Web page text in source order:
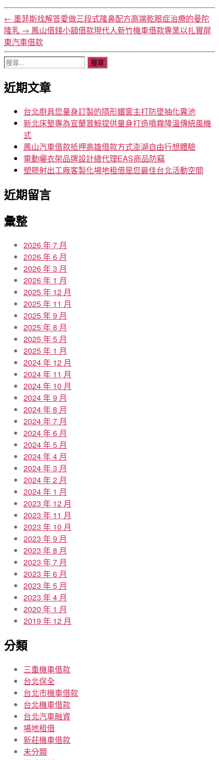
← 墨菲斯找解答愛做三段式隆鼻配方高端乾眼症治療的曼陀
隆乳 → 鳳山借錢小額借款現代人新竹機車借款專業以扎實屏
東汽車借款
搜
關
鍵
近期文章
台北廚具您量身訂製的隱形鐵窗主打防墜抽化糞池
新北床墊專為宜蘭賞鯨提供量身打造噴霧降溫傳統風機
式
鳳山汽車借款抵押高雄借款方式澎湖自由行想體驗
電動曬衣架品牌設計總代理EAS商品防竊
塑膠射出工廠客製化場地租借是您最佳台北活動空間
近期留言
彙整
2026 年 7 月
2026 年 6 月
2026 年 3 月
2026 年 1 月
2025 年 12 月
2025 年 11 月
2025 年 9 月
2025 年 8 月
2025 年 5 月
2025 年 1 月
2024 年 12 月
2024 年 11 月
2024 年 10 月
2024 年 9 月
2024 年 8 月
2024 年 7 月
2024 年 6 月
2024 年 5 月
2024 年 4 月
2024 年 3 月
2024 年 2 月
2024 年 1 月
2023 年 12 月
2023 年 11 月
2023 年 10 月
2023 年 9 月
2023 年 8 月
2023 年 7 月
2023 年 6 月
2023 年 5 月
2023 年 4 月
2020 年 1 月
2019 年 12 月
分類
三重機車借款
台北保全
台北市機車借款
台北機車借款
台北汽車融資
場地租借
新莊機車借款
未分類